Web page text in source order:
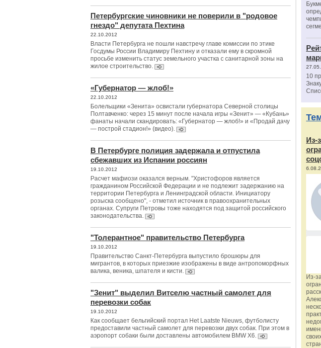
Петербургские чиновники не поверили в "родовое
гнездо" депутата Пехтина
22.10.2012
Власти Петербурга не пошли навстречу главе комиссии по этике
Госдумы России Владимиру Пехтину и отказали ему в скромной
просьбе изменить статус земельного участка с санитарной зоны на
жилое строительство.
«Губернатор — жлоб!»
22.10.2012
Болельщики «Зенита» освистали губернатора Северной столицы
Полтавченко: через 15 минут после начала игры «Зенит» — «Кубань»
фанаты начали скандировать: «Губернатор — жлоб!» и «Продай дачу
— построй стадион!» (видео).
В Петербурге полиция задержала и отпустила
сбежавших из Испании россиян
19.10.2012
Расчет мафиози оказался верным. "Христофоров является
гражданином Российской Федерации и не подлежит задержанию на
территории Петербурга и Ленинградской области. Инициатору
розыска сообщено", - отметил источник в правоохранительных
органах. Супруги Петровы тоже находятся под защитой российского
законодательства.
"Толерантное" правительство Петербурга
19.10.2012
Правительство Санкт-Петербурга выпустило брошюры для
мигрантов, в которых приезжие изображены в виде антропоморфных
валика, веника, шпателя и кисти.
"Зенит" выделил Витселю частный самолет для
перевозки собак
19.10.2012
Как сообщает бельгийский портал Het Laatste Nieuws, футболисту
предоставили частный самолет для перевозки двух собак. При этом в
аэропорт собаки были доставлены автомобилем BMW X6.
10